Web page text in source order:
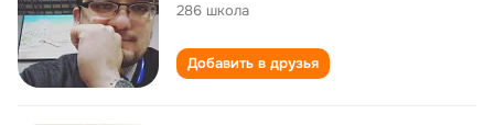
286 школа
Добавить в друзья